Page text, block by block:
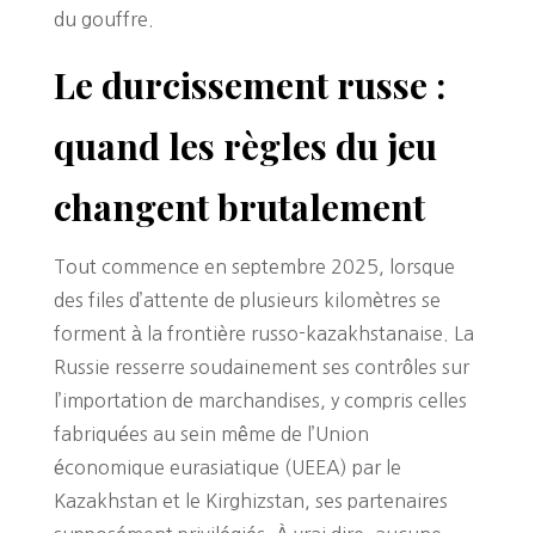
du gouffre.
Le durcissement russe :
quand les règles du jeu
changent brutalement
Tout commence en septembre 2025, lorsque
des files d’attente de plusieurs kilomètres se
forment à la frontière russo-kazakhstanaise. La
Russie resserre soudainement ses contrôles sur
l’importation de marchandises, y compris celles
fabriquées au sein même de l’Union
économique eurasiatique (UEEA) par le
Kazakhstan et le Kirghizstan, ses partenaires